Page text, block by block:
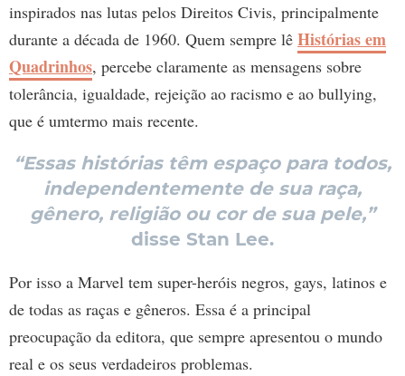
inspirados nas lutas pelos Direitos Civis, principalmente
durante a década de 1960. Quem sempre lê Histórias em
Quadrinhos, percebe claramente as mensagens sobre
tolerância, igualdade, rejeição ao racismo e ao bullying,
que é umtermo mais recente.
“Essas histórias têm espaço para todos,
independentemente de sua raça,
gênero, religião ou cor de sua pele,”
disse Stan Lee.
Por isso a Marvel tem super-heróis negros, gays, latinos e
de todas as raças e gêneros. Essa é a principal
preocupação da editora, que sempre apresentou o mundo
real e os seus verdadeiros problemas.